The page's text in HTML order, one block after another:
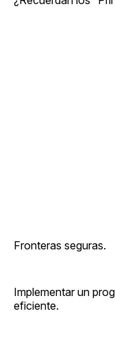
Fronteras seguras.
Implementar un
eficiente.